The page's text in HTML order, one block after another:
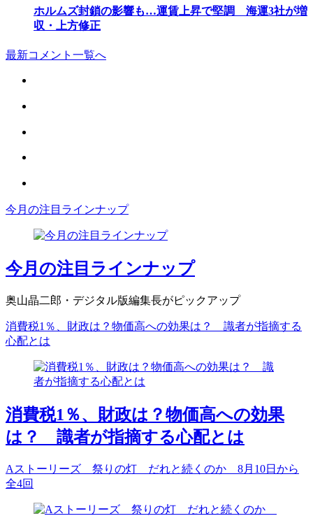
ホルムズ封鎖の影響も…運賃上昇で堅調 海運3社が増
収・上方修正
最新コメント一覧へ
今月の注目ラインナップ
今月の注目ラインナップ
奥山晶二郎・デジタル版編集長がピックアップ
消費税1％、財政は？物価高への効果は？ 識者が指摘する
心配とは
消費税1％、財政は？物価高への効果
は？ 識者が指摘する心配とは
Aストーリーズ 祭りの灯 だれと続くのか 8月10日から
全4回